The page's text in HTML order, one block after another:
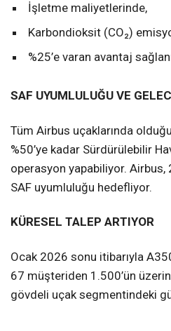
İşletme maliyetlerinde,
Karbondioksit (CO₂)
%25’e varan avantaj
SAF UYUMLULUĞU VE
Tüm Airbus uçaklarında
%50’ye kadar Sürdürülebilir
operasyon yapabiliyor. Airbus,
SAF uyumluluğu hedefliyor.
KÜRESEL TALEP ARTIYOR
Ocak 2026 sonu itibarıyla
67 müşteriden 1.500’ün
gövdeli uçak segmentindeki